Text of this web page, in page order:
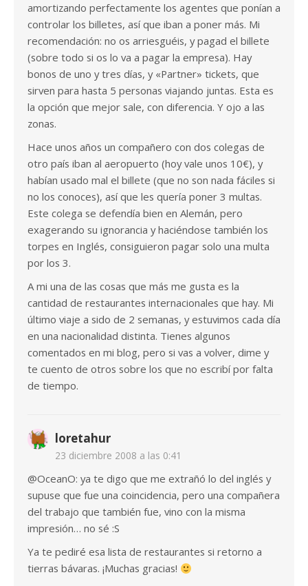
amortizando perfectamente los agentes que ponían a
controlar los billetes, así que iban a poner más. Mi
recomendación: no os arriesguéis, y pagad el billete
(sobre todo si os lo va a pagar la empresa). Hay
bonos de uno y tres días, y «Partner» tickets, que
sirven para hasta 5 personas viajando juntas. Esta es
la opción que mejor sale, con diferencia. Y ojo a las
zonas.
Hace unos años un compañero con dos colegas de
otro país iban al aeropuerto (hoy vale unos 10€), y
habían usado mal el billete (que no son nada fáciles si
no los conoces), así que les quería poner 3 multas.
Este colega se defendía bien en Alemán, pero
exagerando su ignorancia y haciéndose también los
torpes en Inglés, consiguieron pagar solo una multa
por los 3.
A mi una de las cosas que más me gusta es la
cantidad de restaurantes internacionales que hay. Mi
último viaje a sido de 2 semanas, y estuvimos cada día
en una nacionalidad distinta. Tienes algunos
comentados en mi blog, pero si vas a volver, dime y
te cuento de otros sobre los que no escribí por falta
de tiempo.
loretahur
23 diciembre 2008 a las 0:41
@OceanO: ya te digo que me extrañó lo del inglés y
supuse que fue una coincidencia, pero una compañera
del trabajo que también fue, vino con la misma
impresión… no sé :S
Ya te pediré esa lista de restaurantes si retorno a
tierras bávaras. ¡Muchas gracias!